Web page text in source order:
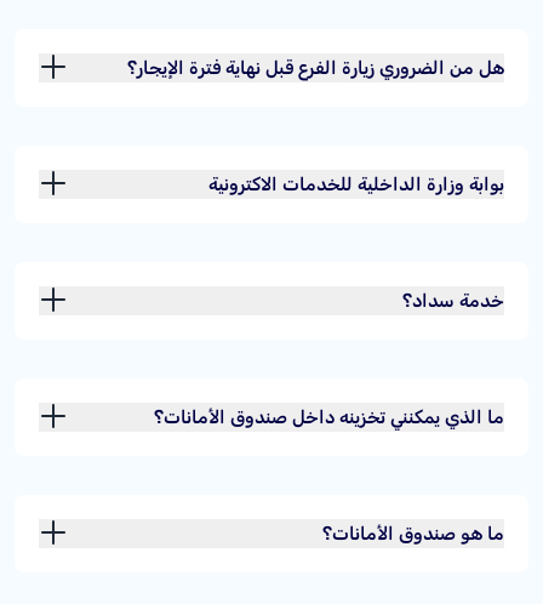
هل من الضروري زيارة الفرع قبل نهاية فترة الإيجار؟
بوابة وزارة الداخلية للخدمات الاكترونية
خدمة سداد؟
ما الذي يمكنني تخزينه داخل صندوق الأمانات؟
ما هو صندوق الأمانات؟